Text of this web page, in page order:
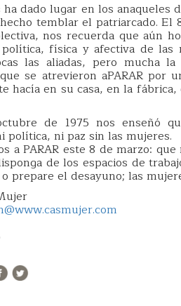
ha dado lugar en los
temblar el patriarcado.
nos recuerda que aún
política, física y afectiva de
las aliadas, pero mucha
se atrevieron aPARAR
hacía en su casa, en la
de 1975 nos enseñó
política, ni paz sin las mujeres.
a PARAR este 8 de marzo:
de los espacios de
prepare el desayuno; las